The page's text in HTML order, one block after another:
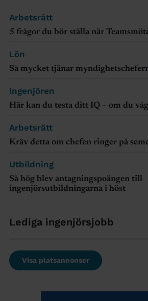
Arbetsrätt
5 frågor du bör ställa när
Lön
Så mycket tjänar
Ingenjören
Här kan du testa ditt IQ – om du
Arbetsrätt
Kräv detta om chefen ringer på
Utbildning
Så hög blev antagningspoängen till
ingenjörsutbildningarna i höst
Lediga ingenjörsjobb
Visa platsannonser